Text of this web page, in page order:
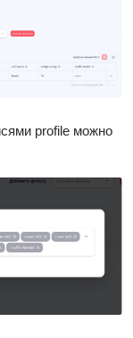
profile можно